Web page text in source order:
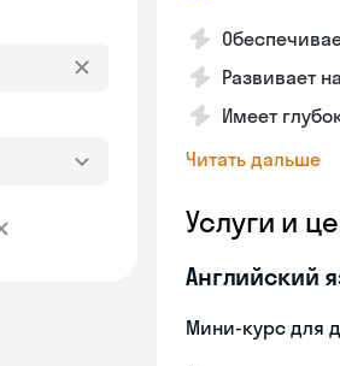
Развивает
Имеет
Читать дальше
Услуги и
Английский
Мини-курс для